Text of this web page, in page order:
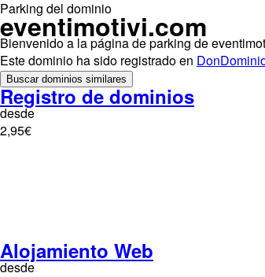
Parking del dominio
eventimotivi.com
Bienvenido a la página de parking de
Este dominio ha sido registrado en
Buscar dominios similares
Registro de dominios
desde
2,95€
Alojamiento Web
desde